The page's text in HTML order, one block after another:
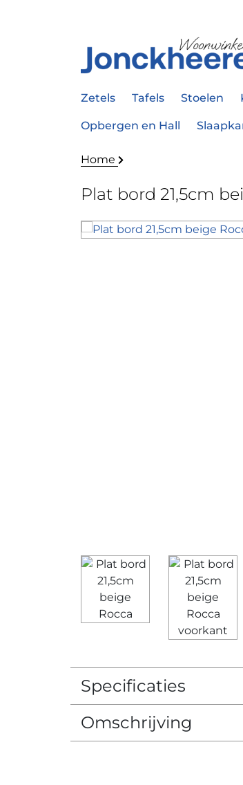
Zetels Tafels Stoelen
Opbergen en Hall
Home
Plat bord 21,5cm
Specificaties
Omschrijving